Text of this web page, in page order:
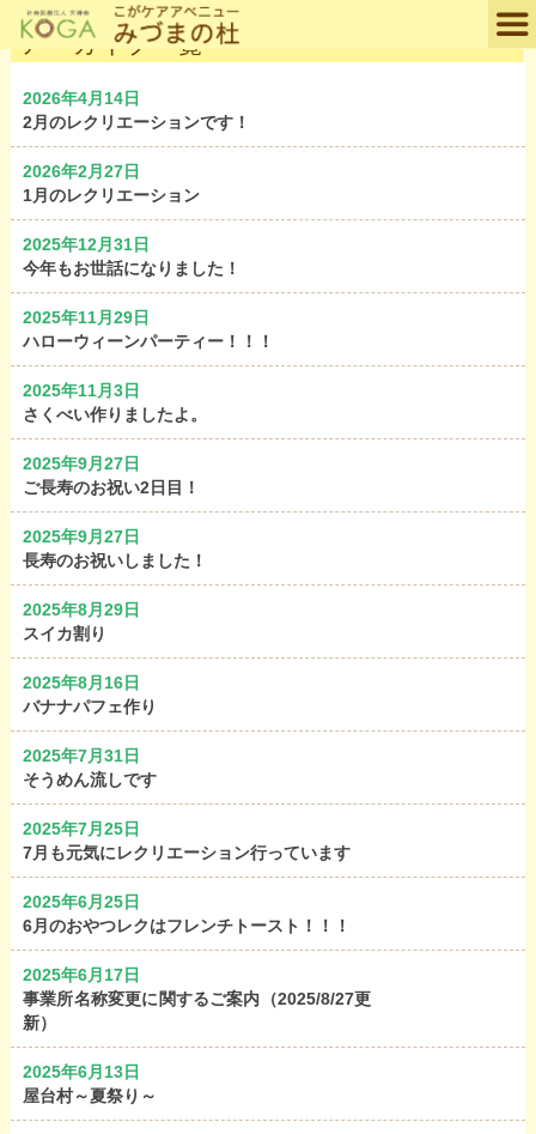
アーカイブ一覧
2026年4月14日
2月のレクリエーションです！
2026年2月27日
1月のレクリエーション
2025年12月31日
今年もお世話になりました！
2025年11月29日
ハローウィーンパーティー！！！
2025年11月3日
さくべい作りましたよ。
2025年9月27日
ご長寿のお祝い2日目！
2025年9月27日
長寿のお祝いしました！
2025年8月29日
スイカ割り
2025年8月16日
バナナパフェ作り
2025年7月31日
そうめん流しです
2025年7月25日
7月も元気にレクリエーション行っています
2025年6月25日
6月のおやつレクはフレンチトースト！！！
2025年6月17日
事業所名称変更に関するご案内（2025/8/27更
新）
2025年6月13日
屋台村～夏祭り～